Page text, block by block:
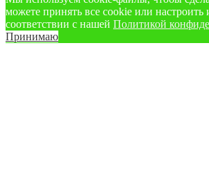
можете принять все cookie или настроить
соответствии с нашей Политикой
Принимаю